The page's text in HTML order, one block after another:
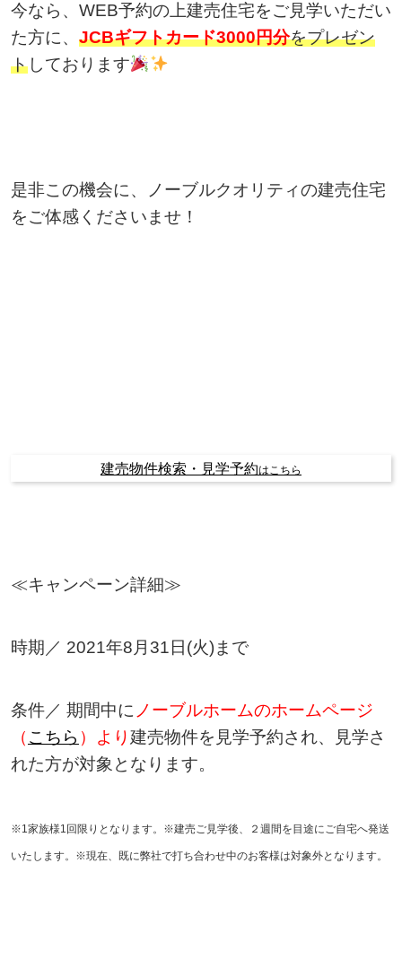
今なら、WEB予約の上建売住宅をご見学いただい
た方に、 JCBギフトカード3000円分をプレゼン
トしております
是非この機会に、ノーブルクオリティの建売住宅
をご体感くださいませ！
建売物件検索・見学予約はこちら
≪キャンペーン詳細≫
時期／ 2021年8月31日(火)まで
条件／ 期間中に ノーブルホームのホームページ
（ こちら ）より建売物件を見学予約され、見学さ
れた方が対象となります。
※1家族様1回限りとなります。 ※建売ご見学後、２週間を目途にご自宅へ発送
いたします。 ※現在、既に弊社で打ち合わせ中のお客様は対象外となります。